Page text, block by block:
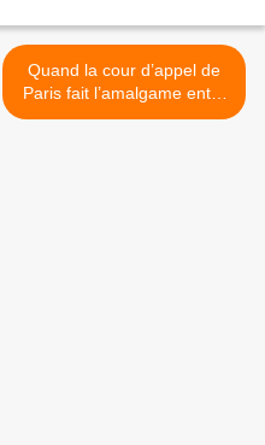
Quand la cour d’appel de
Paris fait l’amalgame entre
activités militantes et risque